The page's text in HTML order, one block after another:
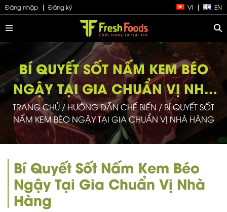
Đăng nhập Đăng ký VI EN
BÍ QUYẾT SỐT NẤM KEM BÉO
NGẬY TẠI GIA CHUẨN VỊ NHÀ
HÀNG
TRANG CHỦ /HƯỚNG DẪN CHẾ BIẾN / BÍ QUYẾT SỐT
NẤM KEM BÉO NGẬY TẠI GIA CHUẨN VỊ NHÀ HÀNG
Bí Quyết Sốt Nấm Kem Béo
Ngậy Tại Gia Chuẩn Vị Nhà
Hàng